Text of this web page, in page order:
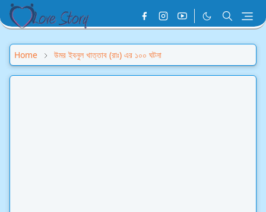
Home উমর ইবনুল খাত্তাব (রাঃ) এর ১০০ ঘটনা